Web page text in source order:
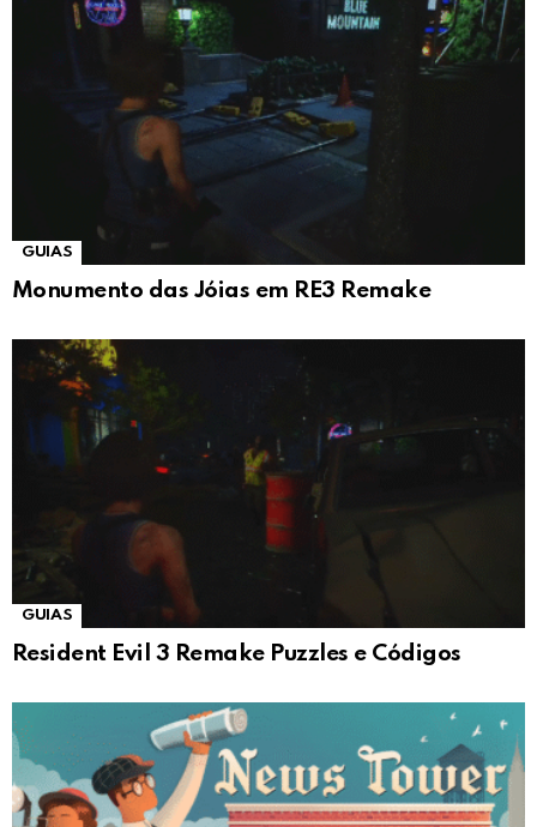
GUIAS
Monumento das Jóias em RE3 Remake
GUIAS
Resident Evil 3 Remake Puzzles e Códigos